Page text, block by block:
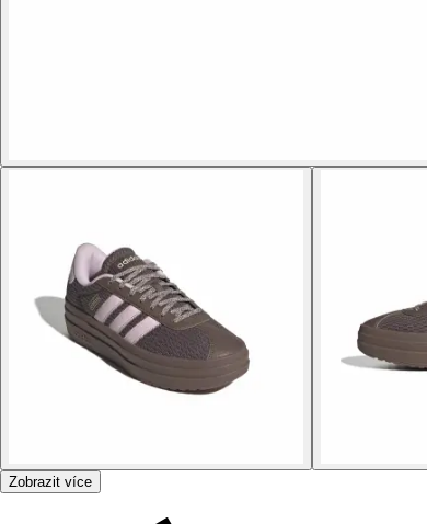
Zobrazit více